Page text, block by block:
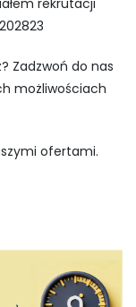
rekrutacji
Zadzwoń do nas
możliwościach
ofertami.